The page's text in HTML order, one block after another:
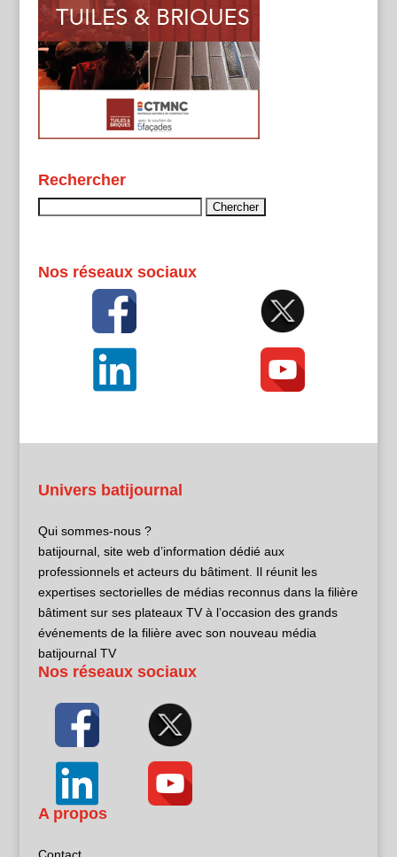
Rechercher
Nos réseaux sociaux
Univers batijournal
Qui sommes-nous ?
batijournal, site web d’information dédié aux
professionnels et acteurs du bâtiment. Il réunit les
expertises sectorielles de médias reconnus dans la filière
bâtiment sur ses plateaux TV à l’occasion des grands
événements de la filière avec son nouveau média
batijournal TV
Nos réseaux sociaux
A propos
Contact